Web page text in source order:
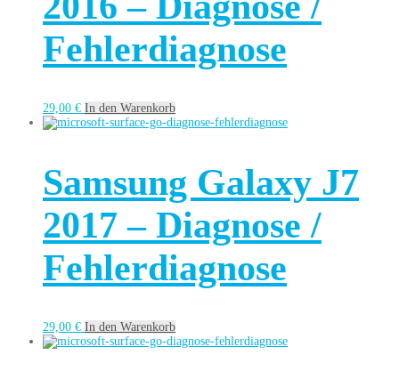
Fehlerdiagnose
29,00 € In den Warenkorb
Samsung Galaxy J7
2017 – Diagnose /
Fehlerdiagnose
29,00 € In den Warenkorb